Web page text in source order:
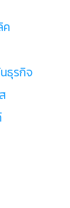
ค
ธุรกิจ